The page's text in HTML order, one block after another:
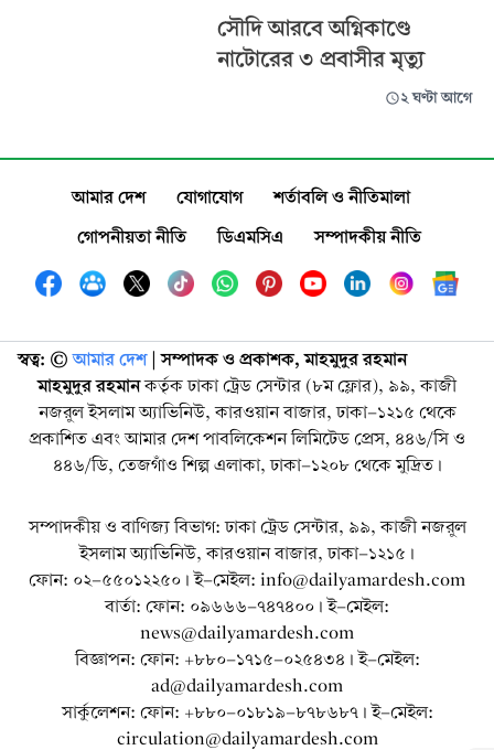
সৌদি আরবে অগ্নিকাণ্ডে
নাটোরের ৩ প্রবাসীর মৃত্যু
২ ঘণ্টা আগে
আমার দেশ যোগাযোগ
শর্তাবলি ও নীতিমালা
গোপনীয়তা নীতি
ডিএমসিএ সম্পাদকীয় নীতি
স্বত্ব: ©️ আমার দেশ| সম্পাদক ও প্রকাশক, মাহমুদুর রহমান
মাহমুদুর রহমানকর্তৃক ঢাকা ট্রেড সেন্টার (৮ম ফ্লোর), ৯৯, কাজী
নজরুল ইসলাম অ্যাভিনিউ, কারওয়ান বাজার, ঢাকা-১২১৫ থেকে
প্রকাশিত এবং আমার দেশ পাবলিকেশন লিমিটেড প্রেস, ৪৪৬/সি ও
৪৪৬/ডি, তেজগাঁও শিল্প এলাকা, ঢাকা-১২০৮ থেকে মুদ্রিত।
সম্পাদকীয় ও বাণিজ্য বিভাগ: ঢাকা ট্রেড সেন্টার, ৯৯, কাজী নজরুল
ইসলাম অ্যাভিনিউ, কারওয়ান বাজার, ঢাকা-১২১৫।
ফোন: ০২-৫৫০১২২৫০। ই-মেইল: info@dailyamardesh.com
বার্তা: ফোন: ০৯৬৬৬-৭৪৭৪০০। ই-মেইল:
news@dailyamardesh.com
বিজ্ঞাপন: ফোন: +৮৮০-১৭১৫-০২৫৪৩৪ । ই-মেইল:
ad@dailyamardesh.com
সার্কুলেশন: ফোন: +৮৮০-০১৮১৯-৮৭৮৬৮৭ । ই-মেইল:
circulation@dailyamardesh.com